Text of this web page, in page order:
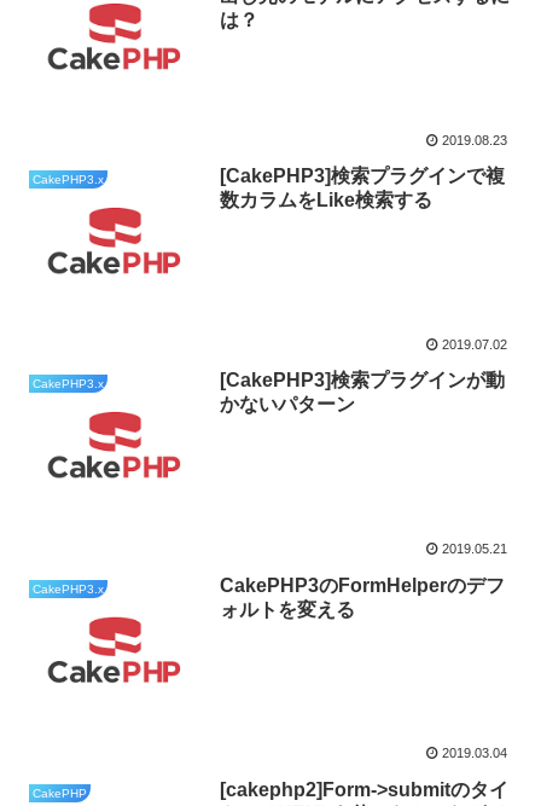
は？
2019.08.23
CakePHP3.x
[CakePHP3]検索プラグインで複
数カラムをLike検索する
2019.07.02
CakePHP3.x
[CakePHP3]検索プラグインが動
かないパターン
2019.05.21
CakePHP3.x
CakePHP3のFormHelperのデフ
ォルトを変える
2019.03.04
CakePHP
[cakephp2]Form->submitのタイ